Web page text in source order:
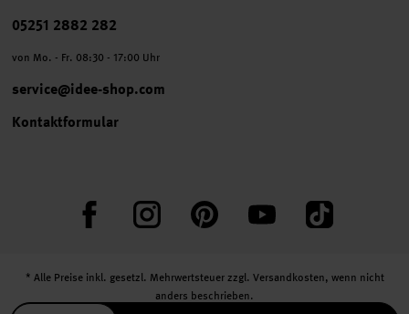
Telefonnummer
05251 2882 282
von Mo. - Fr. 08:30 - 17:00 Uhr
service@idee-shop.com
Kontaktformular
FacebookInstagram PinterestYouTube TikTok
* Alle Preise inkl. gesetzl. Mehrwertsteuer zzgl. Versandkosten, wenn nicht
anders beschrieben.